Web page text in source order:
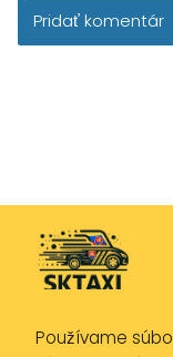
Používame